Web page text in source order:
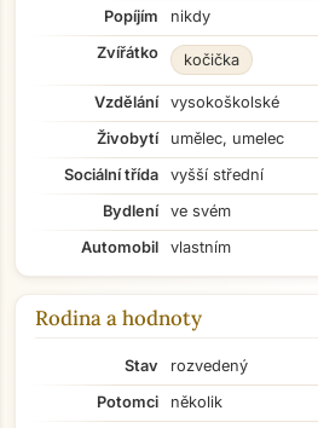
Popíjím
nikdy
Zvířátko
kočička
Vzdělání
vysokoškolské
Živobytí
umělec, umelec
Sociální třída
vyšší střední
Bydlení
ve svém
Automobil
vlastním
Rodina a hodnoty
Stav
rozvedený
Potomci
několik